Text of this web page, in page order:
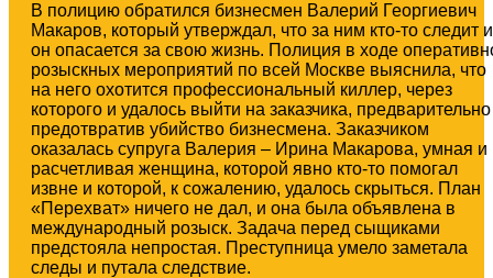
В полицию обратился бизнесмен Валерий Георгиевич
Макаров, который утверждал, что за ним кто-то следит и
он опасается за свою жизнь. Полиция в ходе
розыскных мероприятий по всей Москве выяснила, что
на него охотится профессиональный киллер, через
которого и удалось выйти на заказчика, предварительно
предотвратив убийство бизнесмена. Заказчиком
оказалась супруга Валерия – Ирина Макарова, умная и
расчетливая женщина, которой явно кто-то помогал
извне и которой, к сожалению, удалось скрыться. План
«Перехват» ничего не дал, и она была объявлена в
международный розыск. Задача перед сыщиками
предстояла непростая. Преступница умело заметала
следы и путала следствие.